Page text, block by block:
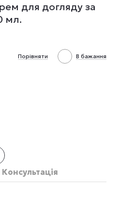
для догляду за
мл.
Порівняти В бажання
Консультація